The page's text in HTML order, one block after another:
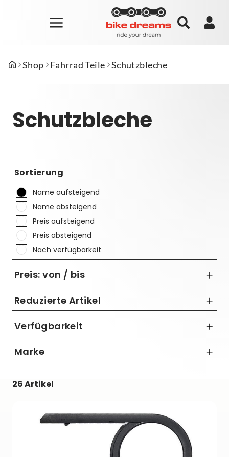
Shop Fahrrad Teile Schutzbleche
Schutzbleche
Sortierung
Name aufsteigend
Name absteigend
Preis aufsteigend
Preis absteigend
Nach verfügbarkeit
Preis: von / bis
Reduzierte Artikel
Nur Reduzierte Artikel anzeigen
Verfügbarkeit
Marke
M-Wave
26 Artikel